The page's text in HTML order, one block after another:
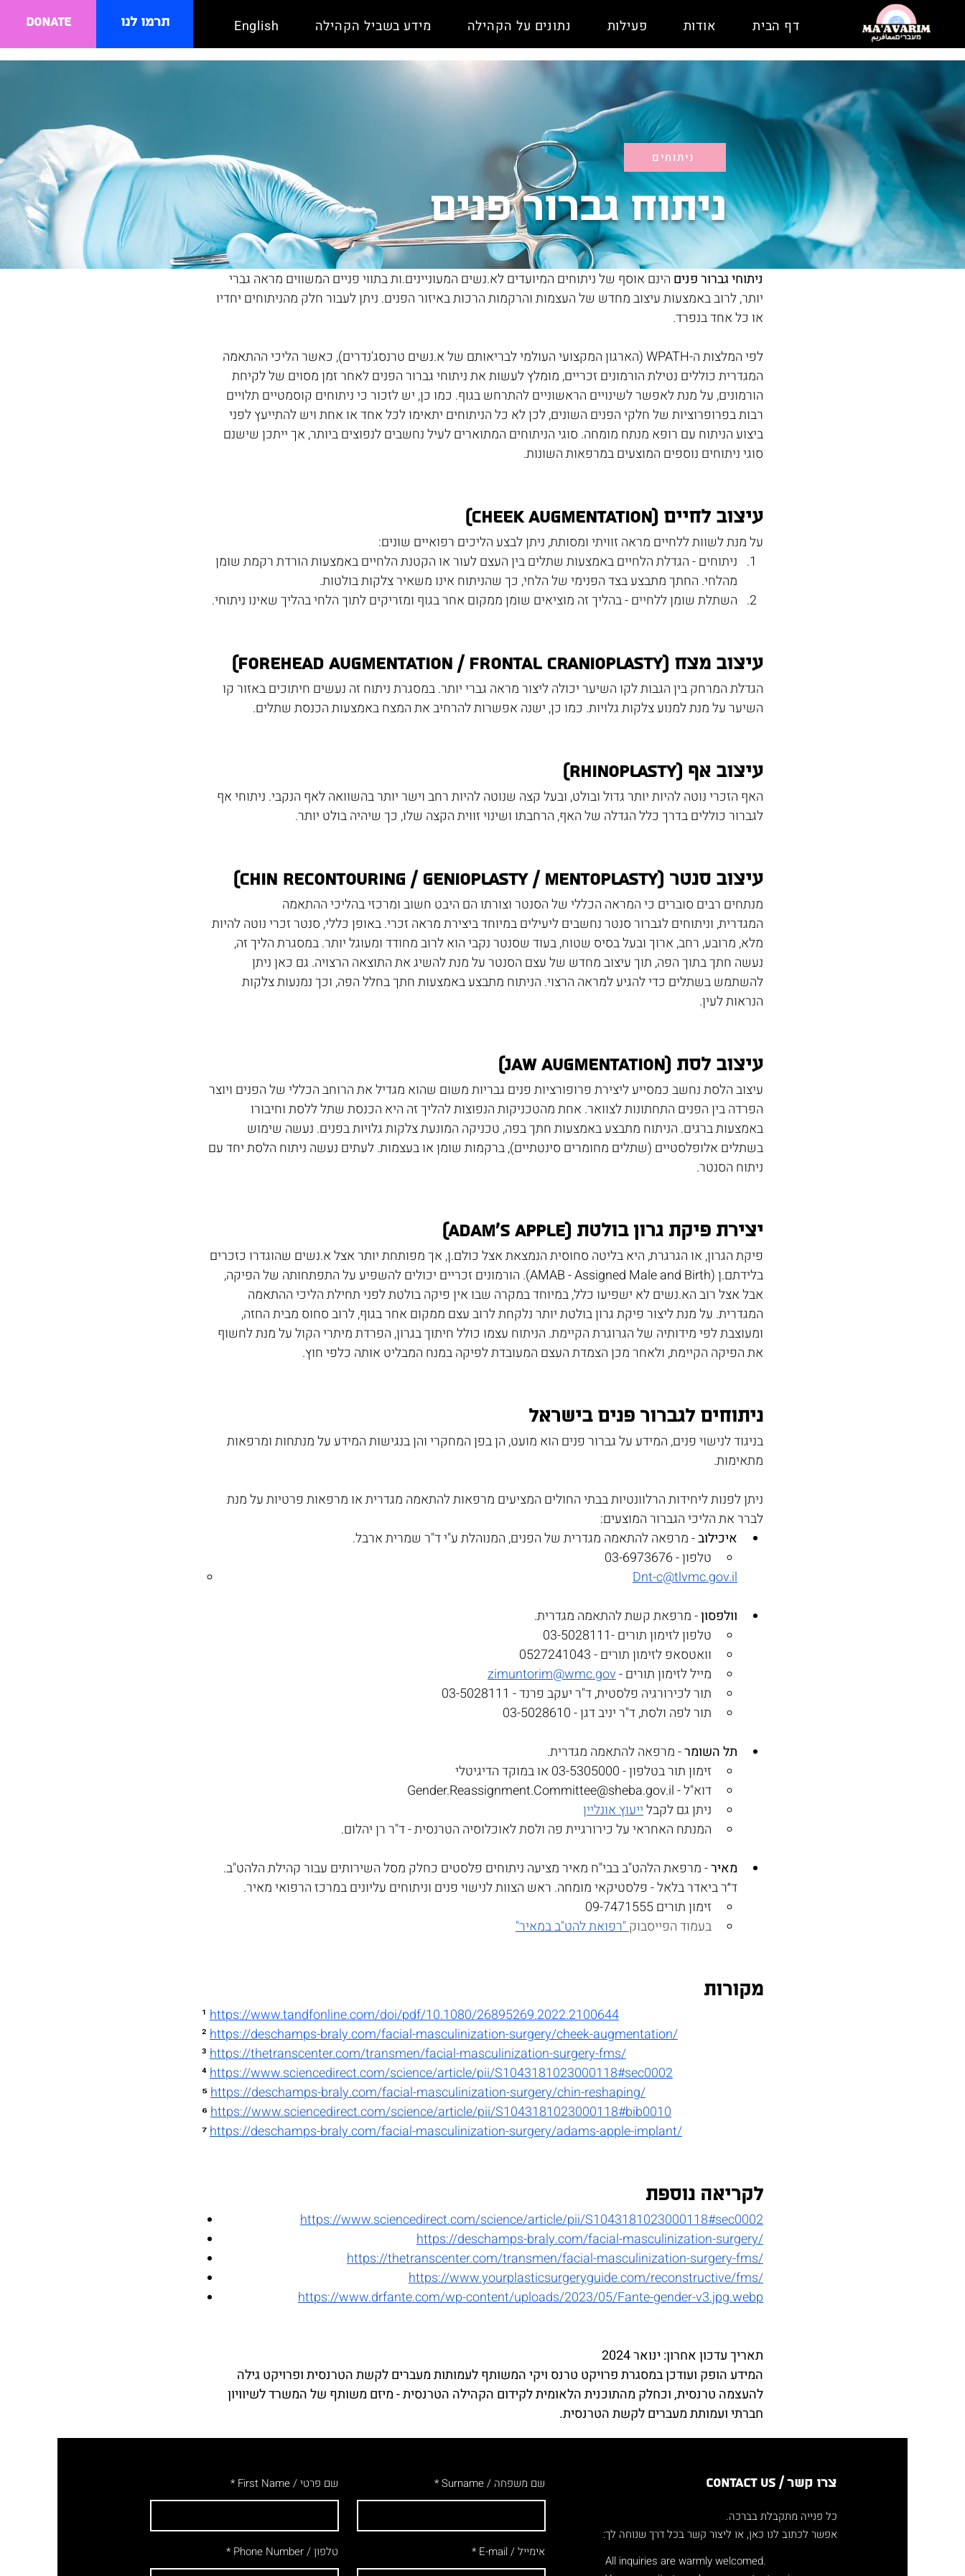
Donate תרמו לנו דף הבית אודות פעילות נתונים על הקהילה מידע בשביל הקהילה English
ניתוחים
ניתוח גברור פנים
ניתוחי גברור פנים הינם אוסף של ניתוחים המיועדים לא.נשים המעוניינים.ות בתווי פניים המשווים מראה גברי
יותר, לרוב באמצעות עיצוב מחדש של העצמות והרקמות הרכות באיזור הפנים. ניתן לעבור חלק מהניתוחים יחדיו
או כל אחד בנפרד.
לפי המלצות ה-WPATH (הארגון המקצועי העולמי לבריאותם של א.נשים טרנסג'נדרים), כאשר הליכי ההתאמה
המגדרית כוללים נטילת הורמונים זכריים, מומלץ לעשות את ניתוחי גברור הפנים לאחר זמן מסוים של לקיחת
הורמונים, על מנת לאפשר לשינויים הראשוניים להתרחש בגוף. כמו כן, יש לזכור כי ניתוחים קוסמטיים תלויים
רבות בפרופרוציות של חלקי הפנים השונים, לכן לא כל הניתוחים יתאימו לכל אחד או אחת ויש להתייעץ לפני
ביצוע הניתוח עם רופא מנתח מומחה. סוגי הניתוחים המתוארים לעיל נחשבים לנפוצים ביותר, אך ייתכן שישנם
סוגי ניתוחים נוספים המוצעים במרפאות השונות.
עיצוב לחיים (Cheek augmentation)
על מנת לשוות ללחיים מראה זוויתי ומסותת, ניתן לבצע הליכים רפואיים שונים:
ניתוחים - הגדלת הלחיים באמצעות שתלים בין העצם לעור או הקטנת הלחיים באמצעות הורדת רקמת שומן
מהלחי. החתך מתבצע בצד הפנימי של הלחי, כך שהניתוח אינו משאיר צלקות בולטות.
השתלת שומן ללחיים - בהליך זה מוציאים שומן ממקום אחר בגוף ומזריקים לתוך הלחי בהליך שאינו ניתוחי.
עיצוב מצח (Forehead augmentation / Frontal cranioplasty)
הגדלת המרחק בין הגבות לקו השיער יכולה ליצור מראה גברי יותר. במסגרת ניתוח זה נעשים חיתוכים באזור קו
השיער על מנת למנוע צלקות גלויות. כמו כן, ישנה אפשרות להרחיב את המצח באמצעות הכנסת שתלים.
עיצוב אף (Rhinoplasty)
האף הזכרי נוטה להיות יותר גדול ובולט, ובעל קצה שנוטה להיות רחב וישר יותר בהשוואה לאף הנקבי. ניתוחי אף
לגברור כוללים בדרך כלל הגדלה של האף, הרחבתו ושינוי זווית הקצה שלו, כך שיהיה בולט יותר.
עיצוב סנטר (Chin Recontouring / Genioplasty / Mentoplasty)
מנתחים רבים סוברים כי המראה הכללי של הסנטר וצורתו הם היבט חשוב ומרכזי בהליכי ההתאמה
המגדרית, וניתוחים לגברור סנטר נחשבים ליעילים במיוחד ביצירת מראה זכרי. באופן כללי, סנטר זכרי נוטה להיות
מלא, מרובע, רחב, ארוך ובעל בסיס שטוח, בעוד שסנטר נקבי הוא לרוב מחודד ומעוגל יותר. במסגרת הליך זה,
נעשה חתך בתוך הפה, תוך עיצוב מחדש של עצם הסנטר על מנת להשיג את התוצאה הרצויה. גם כאן ניתן
להשתמש בשתלים כדי להגיע למראה הרצוי. הניתוח מתבצע באמצעות חתך בחלל הפה, וכך נמנעות צלקות
הנראות לעין.
עיצוב לסת (Jaw augmentation)
עיצוב הלסת נחשב כמסייע ליצירת פרופורציות פנים גבריות משום שהוא מגדיל את הרוחב הכללי של הפנים ויוצר
הפרדה בין הפנים התחתונות לצוואר. אחת מהטכניקות הנפוצות להליך זה היא הכנסת שתל ללסת וחיבורו
באמצעות ברגים. הניתוח מתבצע באמצעות חתך בפה, טכניקה המונעת צלקות גלויות בפנים. נעשה שימוש
בשתלים אלופלסטיים (שתלים מחומרים סינטתיים), ברקמות שומן או בעצמות. לעתים נעשה ניתוח הלסת יחד עם
ניתוח הסנטר.
יצירת פיקת גרון בולטת (Adam's apple)
פיקת הגרון, או הגרגרת, היא בליטה סחוסית הנמצאת אצל כולם.ן, אך מפותחת יותר אצל א.נשים שהוגדרו כזכרים
בלידתם.ן (AMAB - Assigned Male and Birth). הורמונים זכריים יכולים להשפיע על התפתחותה של הפיקה,
אבל אצל רוב הא.נשים לא ישפיעו כלל, במיוחד במקרה שבו אין פיקה בולטת לפני תחילת הליכי ההתאמה
המגדרית. על מנת ליצור פיקת גרון בולטת יותר נלקחת לרוב עצם ממקום אחר בגוף, לרוב סחוס מבית החזה,
ומעוצבת לפי מידותיה של הגרוגרת הקיימת. הניתוח עצמו כולל חיתוך בגרון, הפרדת מיתרי הקול על מנת לחשוף
את הפיקה הקיימת, ולאחר מכן הצמדת העצם המעובדת לפיקה במנח המבליט אותה כלפי חוץ.
ניתוחים לגברור פנים בישראל
בניגוד לנישוי פנים, המידע על גברור פנים הוא מועט, הן בפן המחקרי והן בנגישות המידע על מנתחות ומרפאות
מתאימות.
ניתן לפנות ליחידות הרלוונטיות בבתי החולים המציעים מרפאות להתאמה מגדרית או מרפאות פרטיות על מנת
לברר את הליכי הגברור המוצעים:
איכילוב - מרפאה להתאמה מגדרית של הפנים, המנוהלת ע"י ד"ר שמרית ארבל.
טלפון - 03-6973676
Dnt-c@tlvmc.gov.il
וולפסון - מרפאת קשת להתאמה מגדרית.
טלפון לזימון תורים -‭03-5028111
וואטסאפ לזימון תורים - 0527241043
מייל לזימון תורים - zimuntorim@wmc.gov
תור לכירורגיה פלסטית, ד"ר יעקב פרנד - 03-5028111
תור לפה ולסת, ד"ר יניב דגן - ‭‭03-5028610‬
תל השומר - מרפאה להתאמה מגדרית.
זימון תור בטלפון - 03-5305000 או במוקד הדיגיטלי
דוא"ל - Gender.Reassignment.Committee@sheba.gov.il
ניתן גם לקבל ייעוץ אונליין
המנתח האחראי על כירורגיית פה ולסת לאוכלוסיה הטרנסית - ד"ר רן יהלום.
מאיר - מרפאת הלהט"ב בבי"ח מאיר מציעה ניתוחים פלסטים כחלק מסל השירותים עבור קהילת הלהט"ב.
ד״ר ביאדר בלאל - פלסטיקאי מומחה. ראש הצוות לנישוי פנים וניתוחים עליונים במרכז הרפואי מאיר.
זימון תורים 09-7471555
בעמוד הפייסבוק "רפואת להט"ב במאיר"
מקורות
¹ https://www.tandfonline.com/doi/pdf/10.1080/26895269.2022.2100644
²https://deschamps-braly.com/facial-masculinization-surgery/cheek-augmentation/
³https://thetranscenter.com/transmen/facial-masculinization-surgery-fms/
⁴https://www.sciencedirect.com/science/article/pii/S1043181023000118#sec0002
⁵https://deschamps-braly.com/facial-masculinization-surgery/chin-reshaping/
⁶https://www.sciencedirect.com/science/article/pii/S1043181023000118#bib0010
⁷https://deschamps-braly.com/facial-masculinization-surgery/adams-apple-implant/
לקריאה נוספת
https://www.sciencedirect.com/science/article/pii/S1043181023000118#sec0002
https://deschamps-braly.com/facial-masculinization-surgery/
https://thetranscenter.com/transmen/facial-masculinization-surgery-fms/
https://www.yourplasticsurgeryguide.com/reconstructive/fms/
https://www.drfante.com/wp-content/uploads/2023/05/Fante-gender-v3.jpg.webp
תאריך עדכון אחרון: ינואר 2024
המידע הופק ועודכן במסגרת פרויקט טרנס ויקי המשותף לעמותות מעברים לקשת הטרנסית ופרויקט גילה
להעצמה טרנסית, וכחלק מהתוכנית הלאומית לקידום הקהילה הטרנסית - מיזם משותף של המשרד לשיוויון
חברתי ועמותת מעברים לקשת הטרנסית.
שם פרטי / First Name שם משפחה / Surname
טלפון / Phone Number אימייל / E-mail
צרו קשר / Contact us
כל פנייה מתקבלת בברכה.
אפשר לכתוב לנו כאן, או ליצור קשר בכל דרך שנוחה לך:
.All inquiries are warmly welcomed